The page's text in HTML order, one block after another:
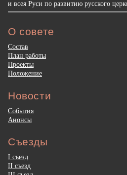
и всея Руси по развитию русского
О совете
Состав
План работы
Проекты
Положение
Новости
События
Анонсы
Съезды
I съезд
II съезд